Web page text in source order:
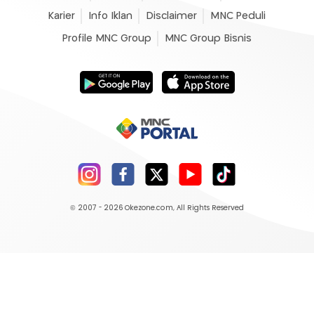
Karier Info Iklan Disclaimer MNC Peduli
Profile MNC Group MNC Group Bisnis
© 2007 - 2026 Okezone.com, All Rights Reserved